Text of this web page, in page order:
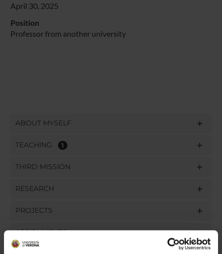
April 30, 2025
Position
Professor from another university
ABOUT MYSELF
TEACHING 1
THIRD MISSION
RESEARCH
PROJECTS
ASSIGNMENTS